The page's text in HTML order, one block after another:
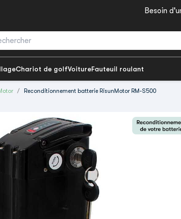
Besoin
Chariot de golfVoitureFauteuil roulant
Reconditionnement batterie RisunMotor RM-S500